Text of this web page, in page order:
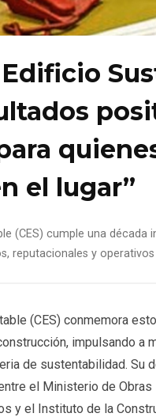
el lugar”
(CES) cumple una
reputacionales y
(CES) conmemora
impulsando a
de sustentabilidad. Su
el Ministerio de
y el Instituto de la